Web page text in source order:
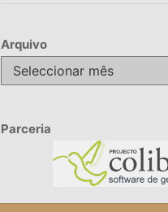
Arquivo
Arquivo
Parceria